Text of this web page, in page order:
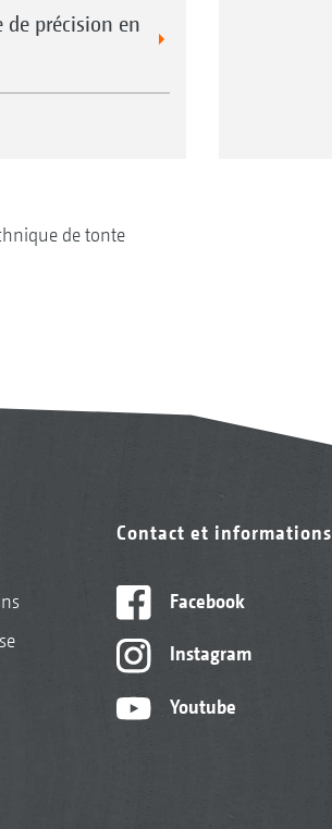
de précision en
de tonte
Contact et informations
Facebook
Instagram
Youtube